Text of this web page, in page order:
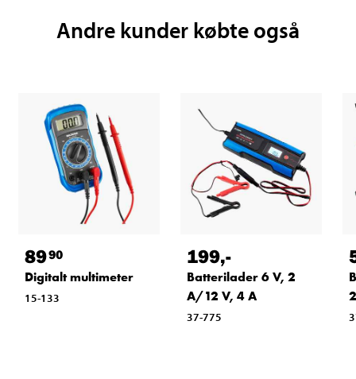
Andre kunder købte også
8990
Digitalt multimeter
15-133
199,-
Batterilader 6 V, 2
A/12 V, 4 A
37-775